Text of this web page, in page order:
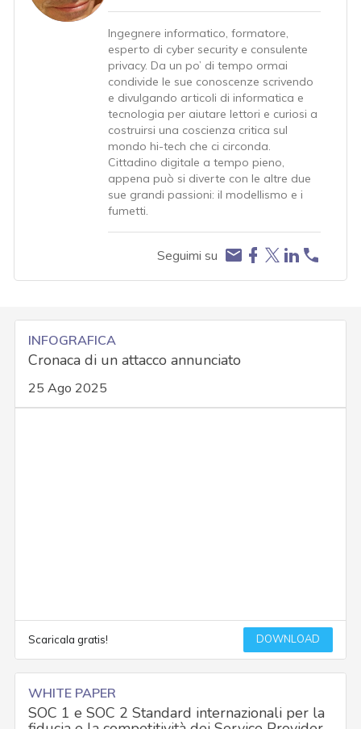
Ingegnere informatico, formatore,
esperto di cyber security e consulente
privacy. Da un po’ di tempo ormai
condivide le sue conoscenze scrivendo
e divulgando articoli di informatica e
tecnologia per aiutare lettori e curiosi a
costruirsi una coscienza critica sul
mondo hi-tech che ci circonda.
Cittadino digitale a tempo pieno,
appena può si diverte con le altre due
sue grandi passioni: il modellismo e i
fumetti.
Seguimi su
INFOGRAFICA
Cronaca di un attacco annunciato
25 Ago 2025
Scaricala gratis! DOWNLOAD
WHITE PAPER
SOC 1 e SOC 2 Standard internazionali per la